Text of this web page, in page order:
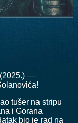
(2025.) —
tušer na stripu
i Gorana
bio je rad na